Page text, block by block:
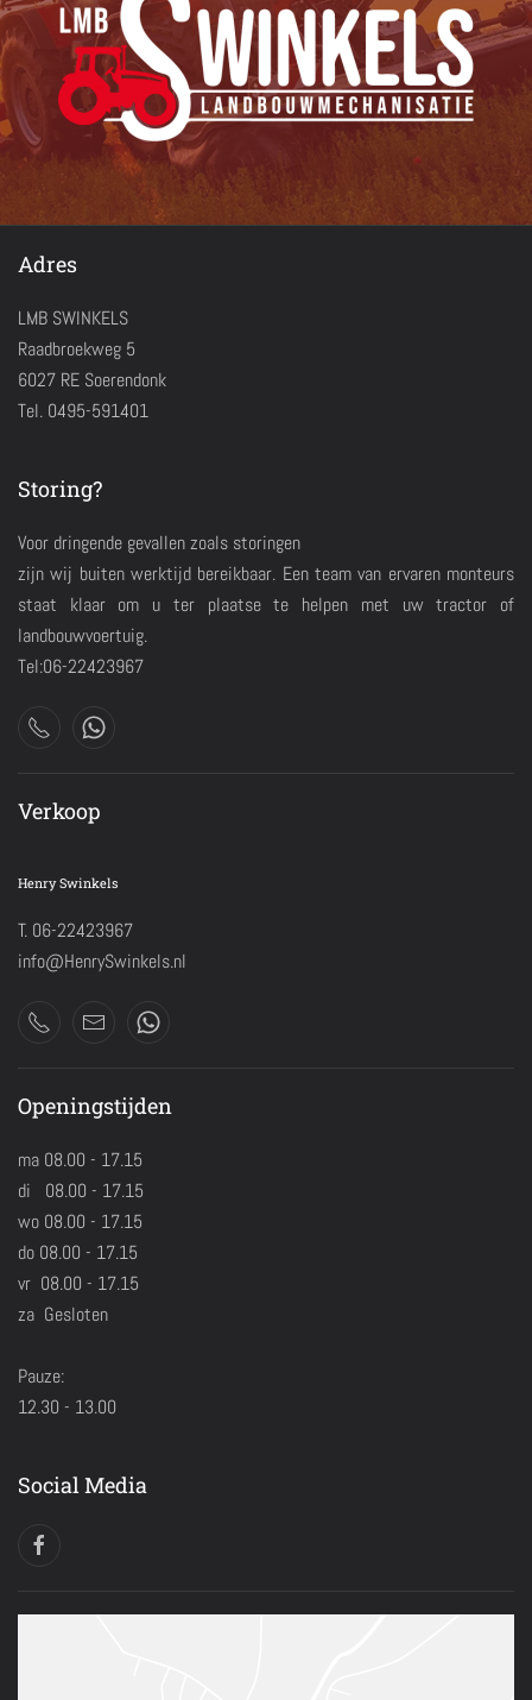
Adres
LMB SWINKELS
Raadbroekweg 5
6027 RE Soerendonk
Tel. 0495-591401
Storing?
Voor dringende gevallen zoals storingen
zijn wij buiten werktijd bereikbaar. Een team van ervaren monteurs
staat klaar om u ter plaatse te helpen met uw tractor of
landbouwvoertuig.
Tel:06-22423967
Verkoop
Henry Swinkels
T. 06-22423967
info@HenrySwinkels.nl
Openingstijden
ma 08.00 - 17.15
di 08.00 - 17.15
wo 08.00 - 17.15
do 08.00 - 17.15
vr 08.00 - 17.15
za Gesloten
Pauze:
12.30 - 13.00
Social Media